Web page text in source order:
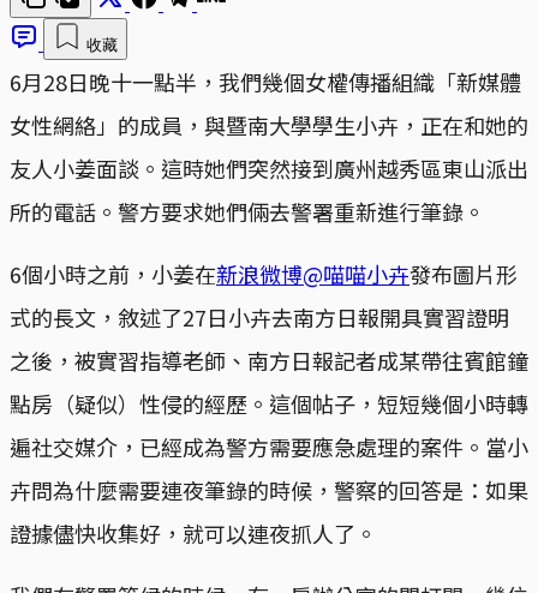
收藏
6月28日晚十一點半，我們幾個女權傳播組織「新媒體
女性網絡」的成員，與暨南大學學生小卉，正在和她的
友人小姜面談。這時她們突然接到廣州越秀區東山派出
所的電話。警方要求她們倆去警署重新進行筆錄。
6個小時之前，小姜在新浪微博@喵喵小卉發布圖片形
式的長文，敘述了27日小卉去南方日報開具實習證明
之後，被實習指導老師、南方日報記者成某帶往賓館鐘
點房（疑似）性侵的經歷。這個帖子，短短幾個小時轉
遍社交媒介，已經成為警方需要應急處理的案件。當小
卉問為什麼需要連夜筆錄的時候，警察的回答是：如果
證據儘快收集好，就可以連夜抓人了。